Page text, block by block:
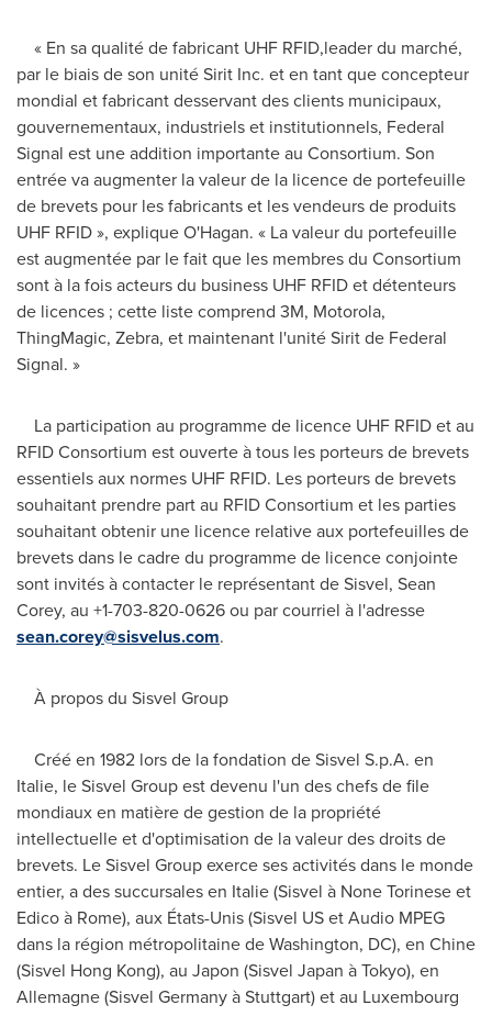
« En sa qualité de fabricant UHF RFID,leader du marché,
par le biais de son unité Sirit Inc. et en tant que concepteur
mondial et fabricant desservant des clients municipaux,
gouvernementaux, industriels et institutionnels, Federal
Signal est une addition importante au Consortium. Son
entrée va augmenter la valeur de la licence de portefeuille
de brevets pour les fabricants et les vendeurs de produits
UHF RFID », explique O'Hagan. « La valeur du portefeuille
est augmentée par le fait que les membres du Consortium
sont à la fois acteurs du business UHF RFID et détenteurs
de licences ; cette liste comprend 3M, Motorola,
ThingMagic, Zebra, et maintenant l'unité Sirit de Federal
Signal. »
La participation au programme de licence UHF RFID et au
RFID Consortium est ouverte à tous les porteurs de brevets
essentiels aux normes UHF RFID. Les porteurs de brevets
souhaitant prendre part au RFID Consortium et les parties
souhaitant obtenir une licence relative aux portefeuilles de
brevets dans le cadre du programme de licence conjointe
sont invités à contacter le représentant de Sisvel, Sean
Corey, au +1-703-820-0626 ou par courriel à l'adresse
sean.corey@sisvelus.com.
À propos du Sisvel Group
Créé en 1982 lors de la fondation de Sisvel S.p.A. en
Italie, le Sisvel Group est devenu l'un des chefs de file
mondiaux en matière de gestion de la propriété
intellectuelle et d'optimisation de la valeur des droits de
brevets. Le Sisvel Group exerce ses activités dans le monde
entier, a des succursales en Italie (Sisvel à None Torinese et
Edico à Rome), aux États-Unis (Sisvel US et Audio MPEG
dans la région métropolitaine deWashington, DC), en Chine
(Sisvel Hong Kong), au Japon (Sisvel Japan àTokyo), en
Allemagne (Sisvel Germany àStuttgart) et au Luxembourg